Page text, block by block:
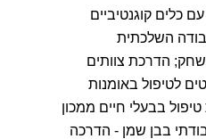
כלים קוגנטיביים
השלכתית
הדרכת צוותים
לטיפול באומנות
בבעלי חיים ממכון
בבן שמן - הדרכה